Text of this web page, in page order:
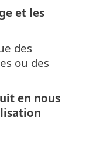
et les
des
ou des
en nous